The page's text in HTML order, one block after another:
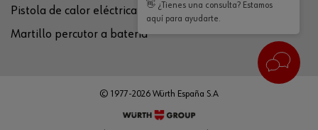
Pistola de calor eléctrica
Martillo percutor a batería
© 1977-2026 Würth España S.A
👋 ¿Tienes una consulta? Estamos
aquí para ayudarte.